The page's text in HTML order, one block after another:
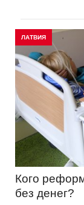
ЛАТВИЯ
Кого
без денег?